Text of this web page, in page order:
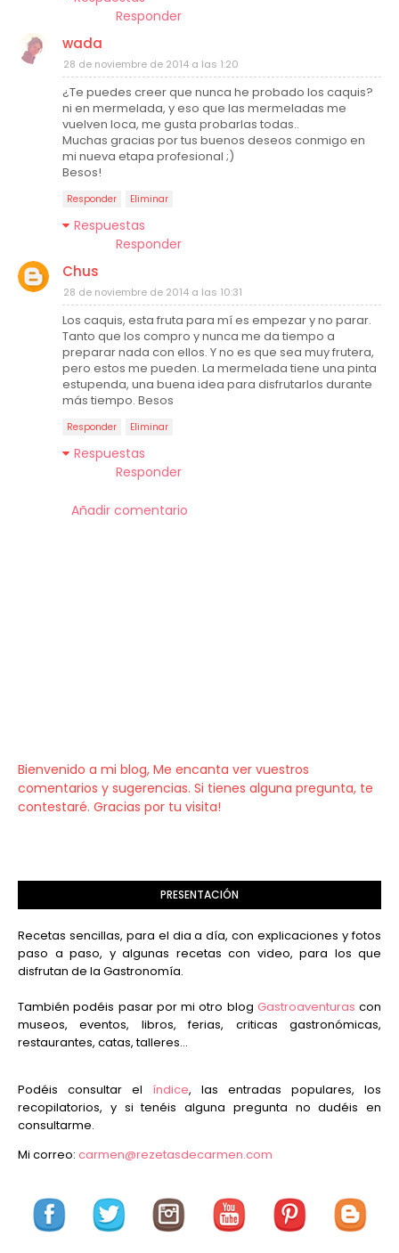
Responder
wada
28 de noviembre de 2014 a las 1:20
¿Te puedes creer que nunca he probado los caquis?
ni en mermelada, y eso que las mermeladas me
vuelven loca, me gusta probarlas todas..
Muchas gracias por tus buenos deseos conmigo en
mi nueva etapa profesional ;)
Besos!
Responder Eliminar
Respuestas
Responder
Chus
28 de noviembre de 2014 a las 10:31
Los caquis, esta fruta para mí es empezar y no parar.
Tanto que los compro y nunca me da tiempo a
preparar nada con ellos. Y no es que sea muy frutera,
pero estos me pueden. La mermelada tiene una pinta
estupenda, una buena idea para disfrutarlos durante
más tiempo. Besos
Responder Eliminar
Respuestas
Responder
Añadir comentario
Bienvenido a mi blog, Me encanta ver vuestros
comentarios y sugerencias. Si tienes alguna pregunta, te
contestaré. Gracias por tu visita!
PRESENTACIÓN
Recetas sencillas, para el dia a día, con explicaciones y fotos
paso a paso, y algunas recetas con video, para los que
disfrutan de la Gastronomía.
También podéis pasar por mi otro blog Gastroaventuras con
museos, eventos, libros, ferias, criticas gastronómicas,
restaurantes, catas, talleres...
Podéis consultar el índice, las entradas populares, los
recopilatorios, y si tenéis alguna pregunta no dudéis en
consultarme.
Mi correo: carmen@rezetasdecarmen.com